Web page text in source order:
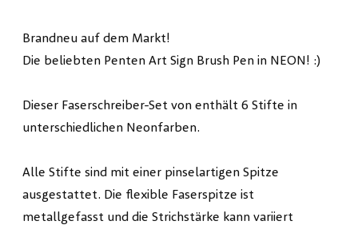
Brandneu auf dem Markt!
Die beliebten Penten Art Sign Brush Pen in NEON! :)
Dieser Faserschreiber-Set von enthält 6 Stifte in
unterschiedlichen Neonfarben.
Alle Stifte sind mit einer pinselartigen Spitze
ausgestattet. Die flexible Faserspitze ist
metallgefasst und die Strichstärke kann variiert